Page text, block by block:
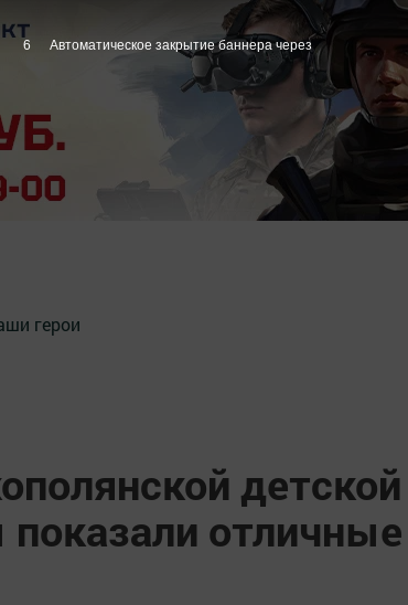
герои
детской
отличные
5 Автоматическое закрытие баннера через